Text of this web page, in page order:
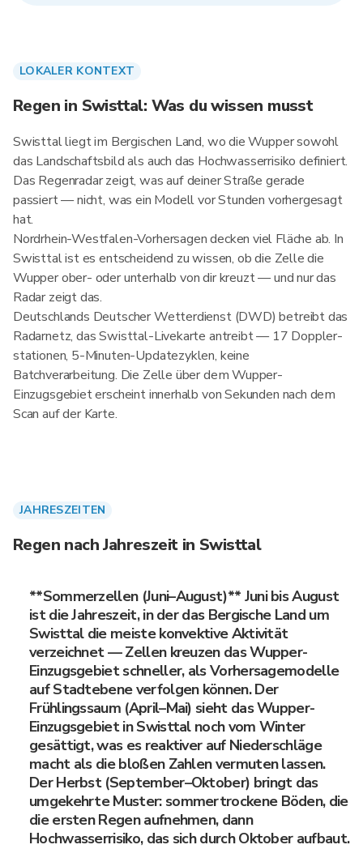
LOKALER KONTEXT
Regen in Swisttal: Was du wissen musst
Swisttal liegt im Bergischen Land, wo die Wupper sowohl
das Landschaftsbild als auch das Hochwasserrisiko definiert.
Das Regenradar zeigt, was auf deiner Straße gerade
passiert — nicht, was ein Modell vor Stunden vorhergesagt
hat.
Nordrhein-Westfalen-Vorhersagen decken viel Fläche ab. In
Swisttal ist es entscheidend zu wissen, ob die Zelle die
Wupper ober- oder unterhalb von dir kreuzt — und nur das
Radar zeigt das.
Deutschlands Deutscher Wetterdienst (DWD) betreibt das
Radarnetz, das Swisttal-Livekarte antreibt — 17 Doppler­
stationen, 5-Minuten-Updatezyklen, keine
Batchverarbeitung. Die Zelle über dem Wupper-
Einzugsgebiet erscheint innerhalb von Sekunden nach dem
Scan auf der Karte.
JAHRESZEITEN
Regen nach Jahreszeit in Swisttal
**Sommerzellen (Juni–August)** Juni bis August
ist die Jahreszeit, in der das Bergische Land um
Swisttal die meiste konvektive Aktivität
verzeichnet — Zellen kreuzen das Wupper-
Einzugsgebiet schneller, als Vorhersagemodelle
auf Stadtebene verfolgen können. Der
Frühlingssaum (April–Mai) sieht das Wupper-
Einzugsgebiet in Swisttal noch vom Winter
gesättigt, was es reaktiver auf Niederschläge
macht als die bloßen Zahlen vermuten lassen.
Der Herbst (September–Oktober) bringt das
umgekehrte Muster: sommertrockene Böden, die
die ersten Regen aufnehmen, dann
Hochwasserrisiko, das sich durch Oktober aufbaut.